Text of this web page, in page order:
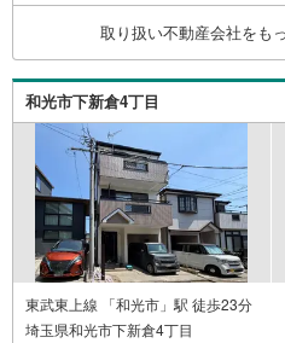
る不動産情報を豊富に取
ムの相談も承ります◇イ
が可能です（1）［室内
（2）本日～4日以内をご
に希望日時をご記入くださ
取り扱い不動産会社をも
和光市下新倉4丁目
東武東上線 「和光市」駅 徒歩23分
埼玉県和光市下新倉4丁目